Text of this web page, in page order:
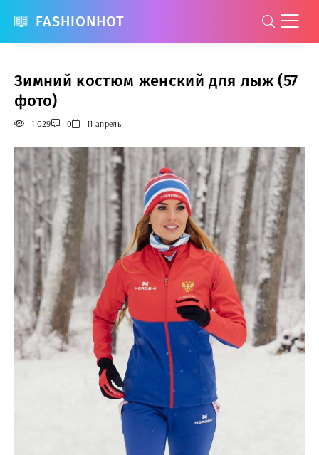
FASHIONHOT
Зимний костюм женский для лыж (57
фото)
1 029 0 11 апрель